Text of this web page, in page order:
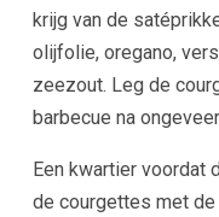
krijg van de
olijfolie, oregano,
zeezout. Leg de
barbecue na
Een kwartier voordat
de courgettes met